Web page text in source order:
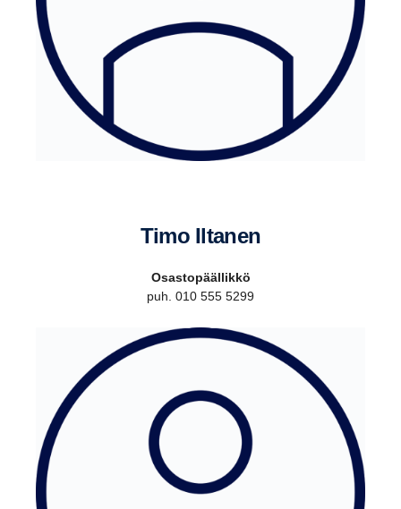
Timo Iltanen
Osastopäällikkö
puh. 010 555 5299